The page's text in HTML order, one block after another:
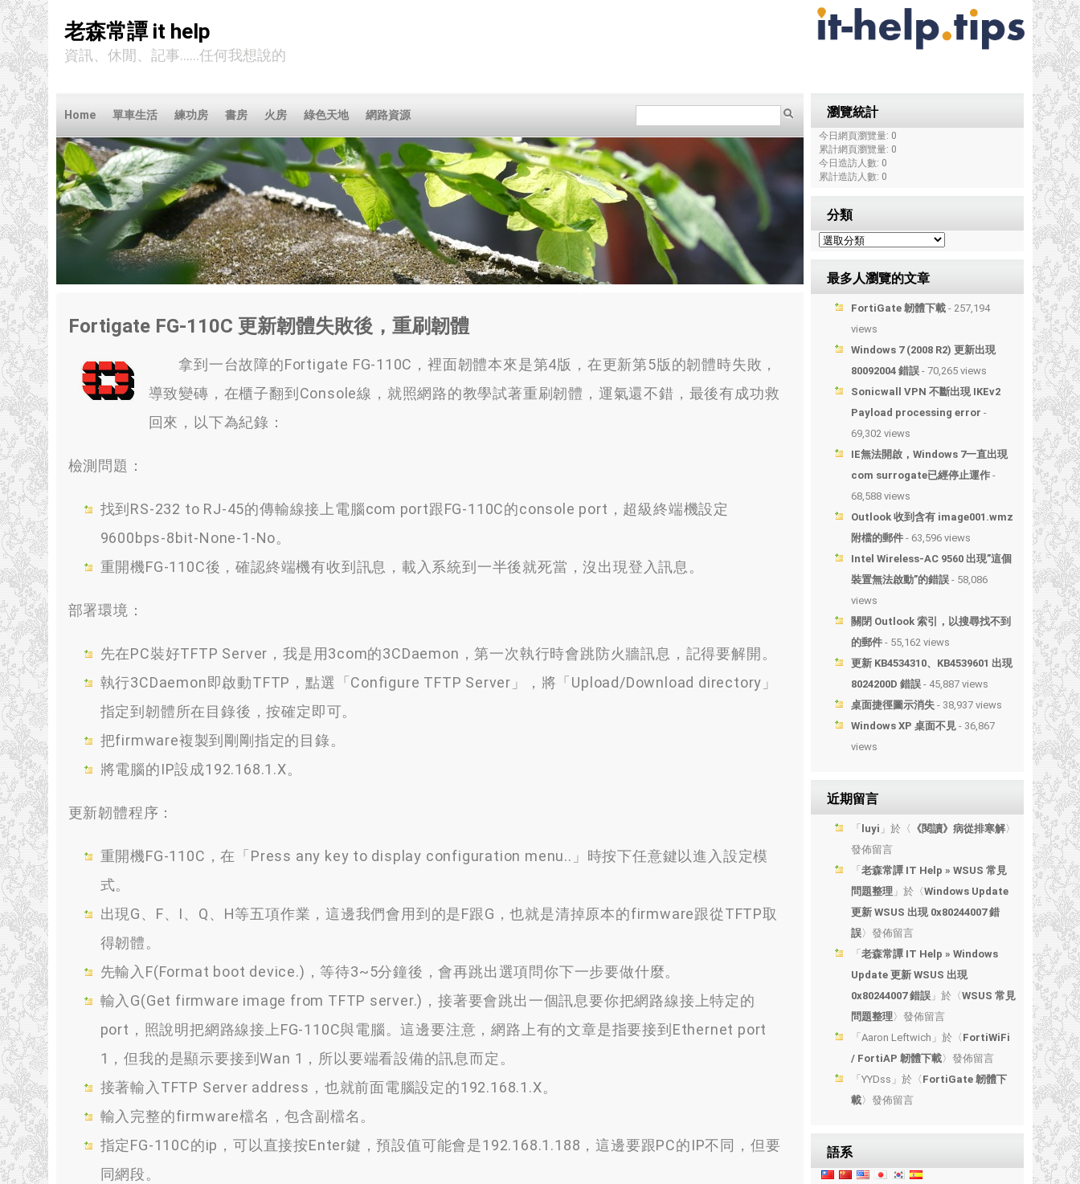
老森常譚 it help
資訊、休閒、記事……任何我想說的
Home 單車生活 練功房 書房 火房 綠色天地 網路資源
Fortigate FG-110C 更新韌體失敗後，重刷韌體
拿到一台故障的Fortigate FG-110C，裡面韌體本來是第4版，在更新第5版的韌體時失敗，
導致變磚，在櫃子翻到Console線，就照網路的教學試著重刷韌體，運氣還不錯，最後有成功救
回來，以下為紀錄：
檢測問題：
找到RS-232 to RJ-45的傳輸線接上電腦com port跟FG-110C的console port，超級終端機設定
9600bps-8bit-None-1-No。
重開機FG-110C後，確認終端機有收到訊息，載入系統到一半後就死當，沒出現登入訊息。
部署環境：
先在PC裝好TFTP Server，我是用3com的3CDaemon，第一次執行時會跳防火牆訊息，記得要解開。
執行3CDaemon即啟動TFTP，點選「Configure TFTP Server」，將「Upload/Download directory」
指定到韌體所在目錄後，按確定即可。
把firmware複製到剛剛指定的目錄。
將電腦的IP設成192.168.1.X。
更新韌體程序：
重開機FG-110C，在「Press any key to display configuration menu..」時按下任意鍵以進入設定模
式。
出現G、F、I、Q、H等五項作業，這邊我們會用到的是F跟G，也就是清掉原本的firmware跟從TFTP取
得韌體。
先輸入F(Format boot device.)，等待3~5分鐘後，會再跳出選項問你下一步要做什麼。
輸入G(Get firmware image from TFTP server.)，接著要會跳出一個訊息要你把網路線接上特定的
port，照說明把網路線接上FG-110C與電腦。這邊要注意，網路上有的文章是指要接到Ethernet port
1，但我的是顯示要接到Wan 1，所以要端看設備的訊息而定。
接著輸入TFTP Server address，也就前面電腦設定的192.168.1.X。
輸入完整的firmware檔名，包含副檔名。
指定FG-110C的ip，可以直接按Enter鍵，預設值可能會是192.168.1.188，這邊要跟PC的IP不同，但要
同網段。
瀏覽統計
今日網頁瀏覽量: 0
累計網頁瀏覽量: 0
今日造訪人數: 0
累計造訪人數: 0
分類
最多人瀏覽的文章
FortiGate 韌體下載 - 257,194
views
Windows 7 (2008 R2) 更新出現
80092004 錯誤 - 70,265 views
Sonicwall VPN 不斷出現 IKEv2
Payload processing error -
69,302 views
IE無法開啟，Windows 7一直出現
com surrogate已經停止運作 -
68,588 views
Outlook 收到含有 image001.wmz
附檔的郵件 - 63,596 views
Intel Wireless-AC 9560 出現”這個
裝置無法啟動”的錯誤 - 58,086
views
關閉 Outlook 索引，以搜尋找不到
的郵件 - 55,162 views
更新 KB4534310、KB4539601 出現
8024200D 錯誤 - 45,887 views
桌面捷徑圖示消失 - 38,937 views
Windows XP 桌面不見 - 36,867
views
近期留言
「 luyi 」於〈 《閱讀》病從排寒解〉
發佈留言
「 老森常譚 IT Help » WSUS 常見
問題整理 」於〈Windows Update
更新 WSUS 出現 0x80244007 錯
誤〉發佈留言
「 老森常譚 IT Help » Windows
Update 更新 WSUS 出現
0x80244007 錯誤 」於〈WSUS 常見
問題整理〉發佈留言
「 Aaron Leftwich 」於〈 FortiWiFi
/ FortiAP 韌體下載〉發佈留言
「 YYDss 」於〈 FortiGate 韌體下
載〉發佈留言
語系